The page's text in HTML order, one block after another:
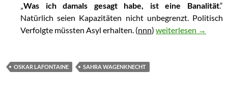
„Was ich damals gesagt habe, ist eine Banalität.“
Natürlich seien Kapazitäten nicht unbegrenzt. Politisch
Verfolgte müssten Asyl erhalten. (nnn) Flüchtlingspolitik:
weiterlesen →
OSKAR LAFONTAINE SAHRA WAGENKNECHT